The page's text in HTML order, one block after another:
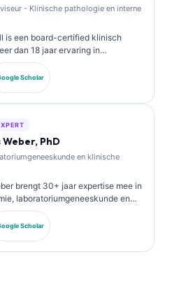
- Klinische pathologie en interne
is een board-certified klinisch
dan 18 jaar ervaring in
en diagnostische analyse.
in klinische
gepubliceerd over
Scholar
PhD
en klinische
brengt 30+ jaar expertise mee in
laboratoriumgeneeskunde en
Voormalig president van de
voor Klinische Chemie, hij is
analyse van diagnostische panels,
Scholar